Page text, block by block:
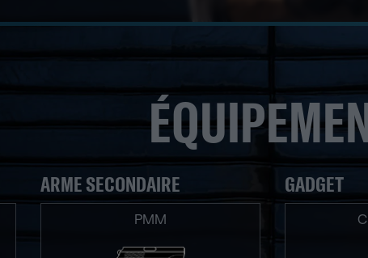
ARME SECONDAIRE
PMM
GADGET